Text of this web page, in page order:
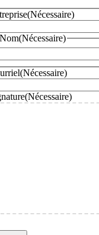
(Nécessaire)
Nom(Nécessaire)
(Nécessaire)
(Nécessaire)